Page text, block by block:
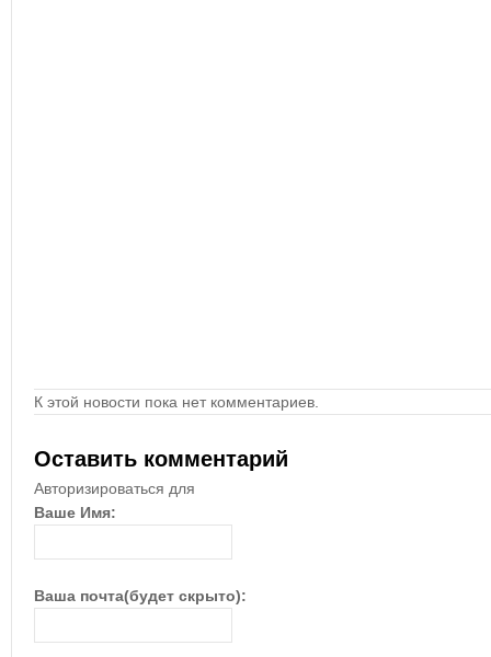
К этой новости пока нет комментариев.
Оставить комментарий
Авторизироваться для
Ваше Имя:
Ваша почта(будет скрыто):